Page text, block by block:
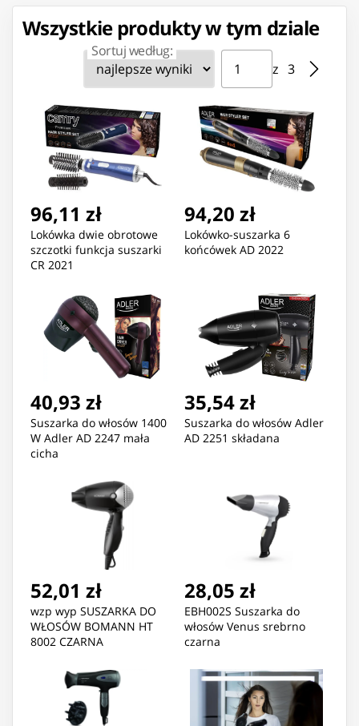
Wszystkie produkty w tym dziale
Sortuj według: Strona ⁨1⁩ z ⁨3⁩
z ⁨3⁩
Przejdź do strony
96,11 zł
Lokówka dwie obrotowe
szczotki funkcja suszarki
CR 2021
94,20 zł
Lokówko-suszarka 6
końcówek AD 2022
40,93 zł
Suszarka do włosów 1400
W Adler AD 2247 mała
cicha
35,54 zł
Suszarka do włosów Adler
AD 2251 składana
52,01 zł
wzp wyp SUSZARKA DO
WŁOSÓW BOMANN HT
8002 CZARNA
28,05 zł
EBH002S Suszarka do
włosów Venus srebrno
czarna